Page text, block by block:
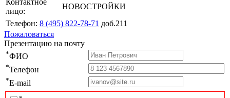
лицо:
НОВОСТРОЙКИ
Телефон: 8 (495) 822-78-71 доб.211
Пожаловаться
Презентацию на почту
*ФИО
*Телефон
*E-mail